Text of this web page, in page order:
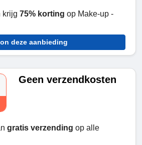
krijg 75% korting op Make-up -
deze aanbieding
Geen verzendkosten
gratis verzending op alle